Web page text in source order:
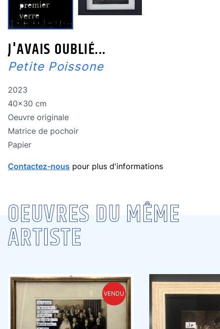
J'AVAIS OUBLIÉ...
Petite Poissone
Année de réalisation
2023
Dimensions
40x30 cm
Oeuvre originale
Oeuvre originale
Technique
Matrice de pochoir
Technique
Papier
Contactez-nous pour plus d'informations
OEUVRES DU MÊME
ARTISTE
VENDU